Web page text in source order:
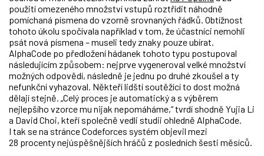
použití omezeného množství vstupů roztřídit náhodně
pomíchaná písmena do vzorně srovnaných řádků. Obtížnost
tohoto úkolu spočívala například v tom, že účastníci nemohli
psát nová písmena – museli tedy znaky pouze ubírat.
AlphaCode po předložení hádanek tohoto typu postupoval
následujícím způsobem: nejprve vygeneroval velké množství
možných odpovědí, následně je jednu po druhé zkoušel a ty
nefunkční vyhazoval. Někteří lidští soutěžící to dost možná
dělají stejně. „Celý proces je automatický a s výběrem
nejlepšího vzorce mu nijak nepomáháme,“ tvrdí shodně Yujia Li
a David Choi, kteří společně vedli studii ohledně AlphaCode.
I tak se na stránce Codeforces systém objevil mezi
28 procenty nejúspěšnějších hráčů z posledních šesti měsíců.